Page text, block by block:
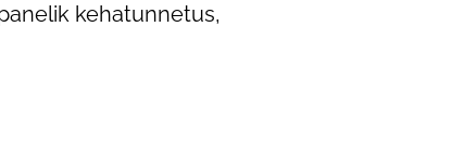
kehatunnetus,